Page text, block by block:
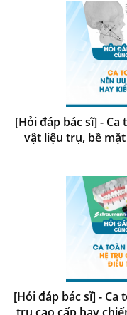
[Hỏi đáp bác sĩ] -
vật liệu trụ, bề
[Hỏi đáp bác sĩ] -